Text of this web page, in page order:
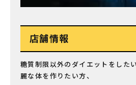
店舗情報
糖質制限以外のダイエットをした
麗な体を作りたい方、